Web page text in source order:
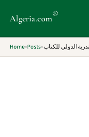
Algeria.com®
Home»Posts»